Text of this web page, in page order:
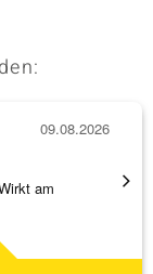
am
09.08.2026
3 x